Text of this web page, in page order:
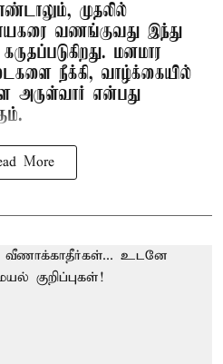
முதலில்
வணங்குவது இந்து
மனமார
நீக்கி, வாழ்க்கையில்
அருள்வார் என்பது
More